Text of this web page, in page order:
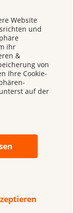
Website
und
ihr
&
von
Ihre Cookie-
auf der
für mich ein
Corona-
im
zu
es zu
oder
und sind ein
die Impfung
das
kann es